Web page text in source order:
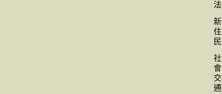
法
新
住
民
社
會
交
通